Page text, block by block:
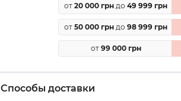
от 20 000 грн до 49 999 грн
от 50 000 грн до 98 999 грн
от 99 000 грн
Способы доставки